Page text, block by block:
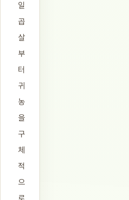
일
곱
살
부
터
귀
농
을
구
체
적
으